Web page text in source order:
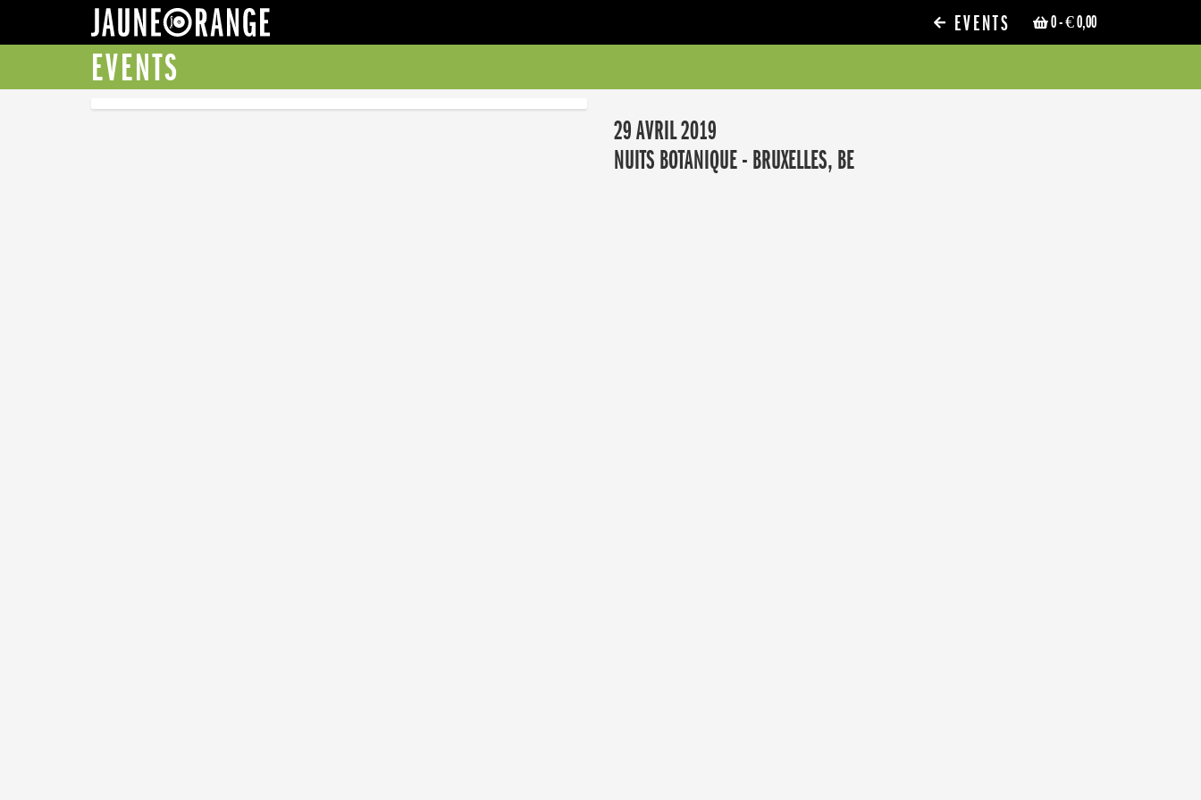
0- € 0,00
EVENTS
EVENTS
29 AVRIL 2019
NUITS BOTANIQUE - BRUXELLES, BE